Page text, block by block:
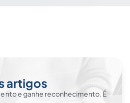
artigos
e ganhe reconhecimento. É